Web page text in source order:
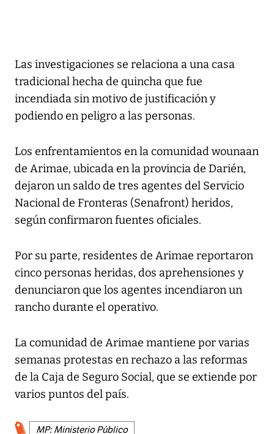
Las investigaciones se relaciona a una casa
tradicional hecha de quincha que fue
incendiada sin motivo de justificación y
podiendo en peligro a las personas.
Los enfrentamientos en la comunidad wounaan
de Arimae, ubicada en la provincia de Darién,
dejaron un saldo de tres agentes del Servicio
Nacional de Fronteras (Senafront) heridos,
según confirmaron fuentes oficiales.
Por su parte, residentes de Arimae reportaron
cinco personas heridas, dos aprehensiones y
denunciaron que los agentes incendiaron un
rancho durante el operativo.
La comunidad de Arimae mantiene por varias
semanas protestas en rechazo a las reformas
de la Caja de Seguro Social, que se extiende por
varios puntos del país.
MP: Ministerio Público